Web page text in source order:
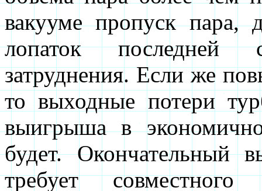
вакууме пропуск пара,
лопаток последней
затруднения. Если же
то выходные потери
выигрыша в
будет. Окончательный
требует